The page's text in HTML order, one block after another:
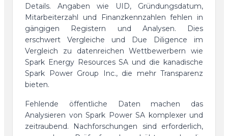
Details. Angaben wie UID, Gründungsdatum,
Mitarbeiterzahl und Finanzkennzahlen fehlen in
gängigen Registern und Analysen. Dies
erschwert Vergleiche und Due Diligence im
Vergleich zu datenreichen Wettbewerbern wie
Spark Energy Resources SA und die kanadische
Spark Power Group Inc., die mehr Transparenz
bieten.
Fehlende öffentliche Daten machen das
Analysieren von Spark Power SA komplexer und
zeitraubend. Nachforschungen sind erforderlich,